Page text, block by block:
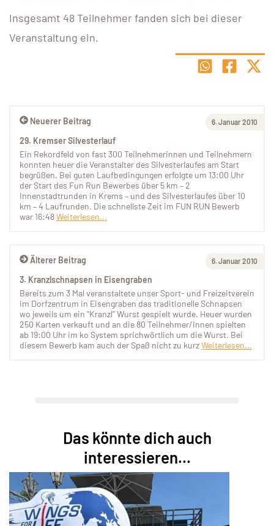
Insgesamt 48 Teilnehmer fanden sich bei dieser
Veranstaltung ein.
Älterer Beitrag 6. Januar 2010
3. Kranzlschnapsen in Eisengraben
Bereits zum 3 Mal veranstaltete unser Sport- und Freizeitverein
im Dorfzentrum in Eisengraben das traditionelle Schnapsen
wo jeweils um ein "Kranzl" Wurst gespielt wurde. Heuer wurden
250 Karten verkauft und an die 80 Teilnehmer/Innen spielten
ab 19:00 Uhr im ko System sprichwörtlich um die Wurst. Bei
diesem Bewerb kam auch der Spaß nicht zu kurzWeiterlesen...
Neuerer Beitrag 6. Januar 2010
29. Kremser Silvesterlauf
Ein Rekordfeld von fast 300 Teilnehmerinnen und Teilnehmern
konnten heuer die Veranstalter des Silvesterlaufes am Start
begrüßen. Bei guten Laufbedingungen erfolgte um 13:00 Uhr
der Start des Fun Run Bewerbes über 5 km – 2
Innenstadtrunden in Krems – und des Silvesterlaufes über 10
km – 4 Laufrunden. Die schnellste Zeit im FUN RUN Bewerb
war 16:48Weiterlesen...
Das könnte dich auch
interessieren...